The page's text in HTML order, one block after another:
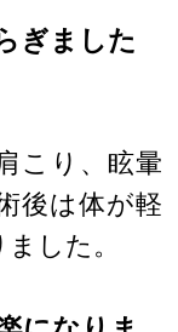
ぎました
こり、眩暈
後は体が軽
した。